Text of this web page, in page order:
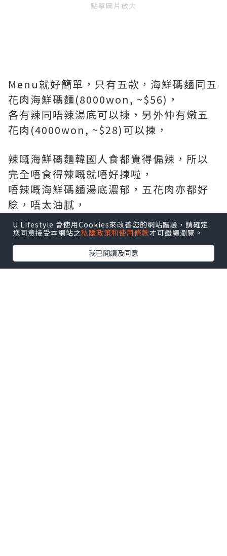
點擊圖片放大
Menu就好簡單，只有五款，海鮮碼麵同五
花肉海鮮碼麵(8000won, ~$56)，
各有辣同唔辣湯底可以揀，另外仲有燉五
花肉(4000won, ~$28)可以揀，
辣嘅海鮮碼麵韓國人食都覺得偏辣，所以
完全唔食得辣嘅就唔好揀啦，
唔辣嘅海鮮碼麵湯底濃郁，五花肉亦都好
腍，唔太油膩，
而燉五花肉感覺就類似東坡肉，如果一碗
麪唔夠既可以揀嚟試下
點擊圖片放大
U Lifestyle 會使用Cookies來改善您的網站體驗，請確定
您同意接受本網站之私隱政策和使用條款才可繼續瀏覽。
我已閱讀及同意